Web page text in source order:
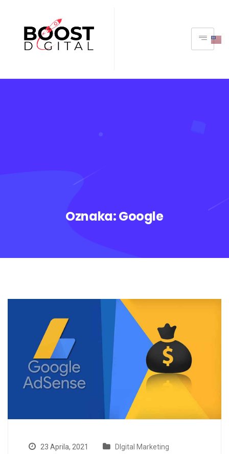
Oznaka:Google
23 Aprila, 2021 DIgital Marketing